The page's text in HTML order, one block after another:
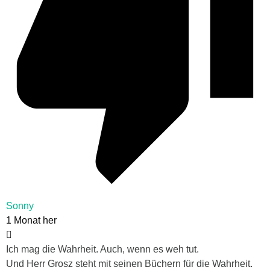
Sonny
1 Monat her
Ich mag die Wahrheit. Auch, wenn es weh tut.
Und Herr Grosz steht mit seinen Büchern für die Wahrheit.